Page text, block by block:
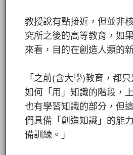
教授說有點接近，但並非
究所之後的高等教育，如
來看，目的在創造人類的新
「之前(含大學)教育，都
如何「用」知識的階段，
也有學習知識的部分，但
們具備「創造知識」的能
備訓練。」